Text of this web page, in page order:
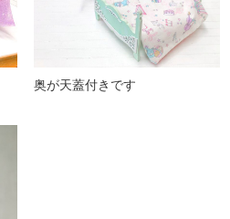
奥が天蓋付きです